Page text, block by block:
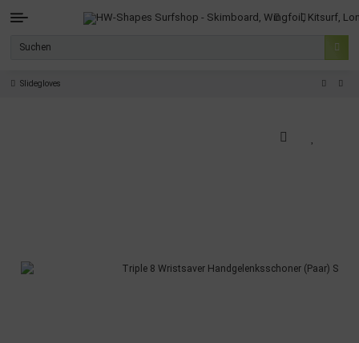
Slidegloves